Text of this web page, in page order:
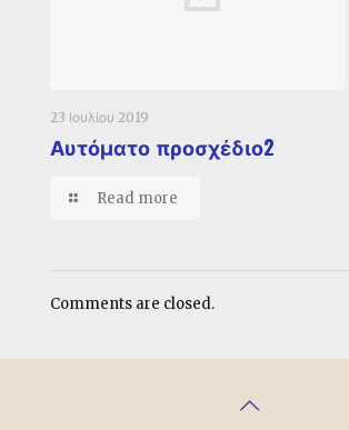
23 Ιουλίου 2019
Αυτόματο προσχέδιο2
Read more
Comments are closed.